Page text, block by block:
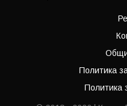
Политика
Политика